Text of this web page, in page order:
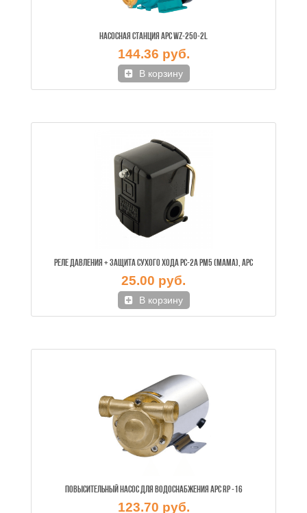
НАСОСНАЯ СТАНЦИЯ APC WZ-250-2L
144.36 руб.
В корзину
РЕЛЕ ДАВЛЕНИЯ + ЗАЩИТА СУХОГО ХОДА PC-2A PM5 (МАМА), APC
25.00 руб.
В корзину
ПОВЫСИТЕЛЬНЫЙ НАСОС ДЛЯ ВОДОСНАБЖЕНИЯ APC RP -16
123.70 руб.